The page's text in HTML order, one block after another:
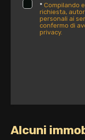
*Compilando
richiesta,
personali ai
confermo di
privacy.
Alcuni